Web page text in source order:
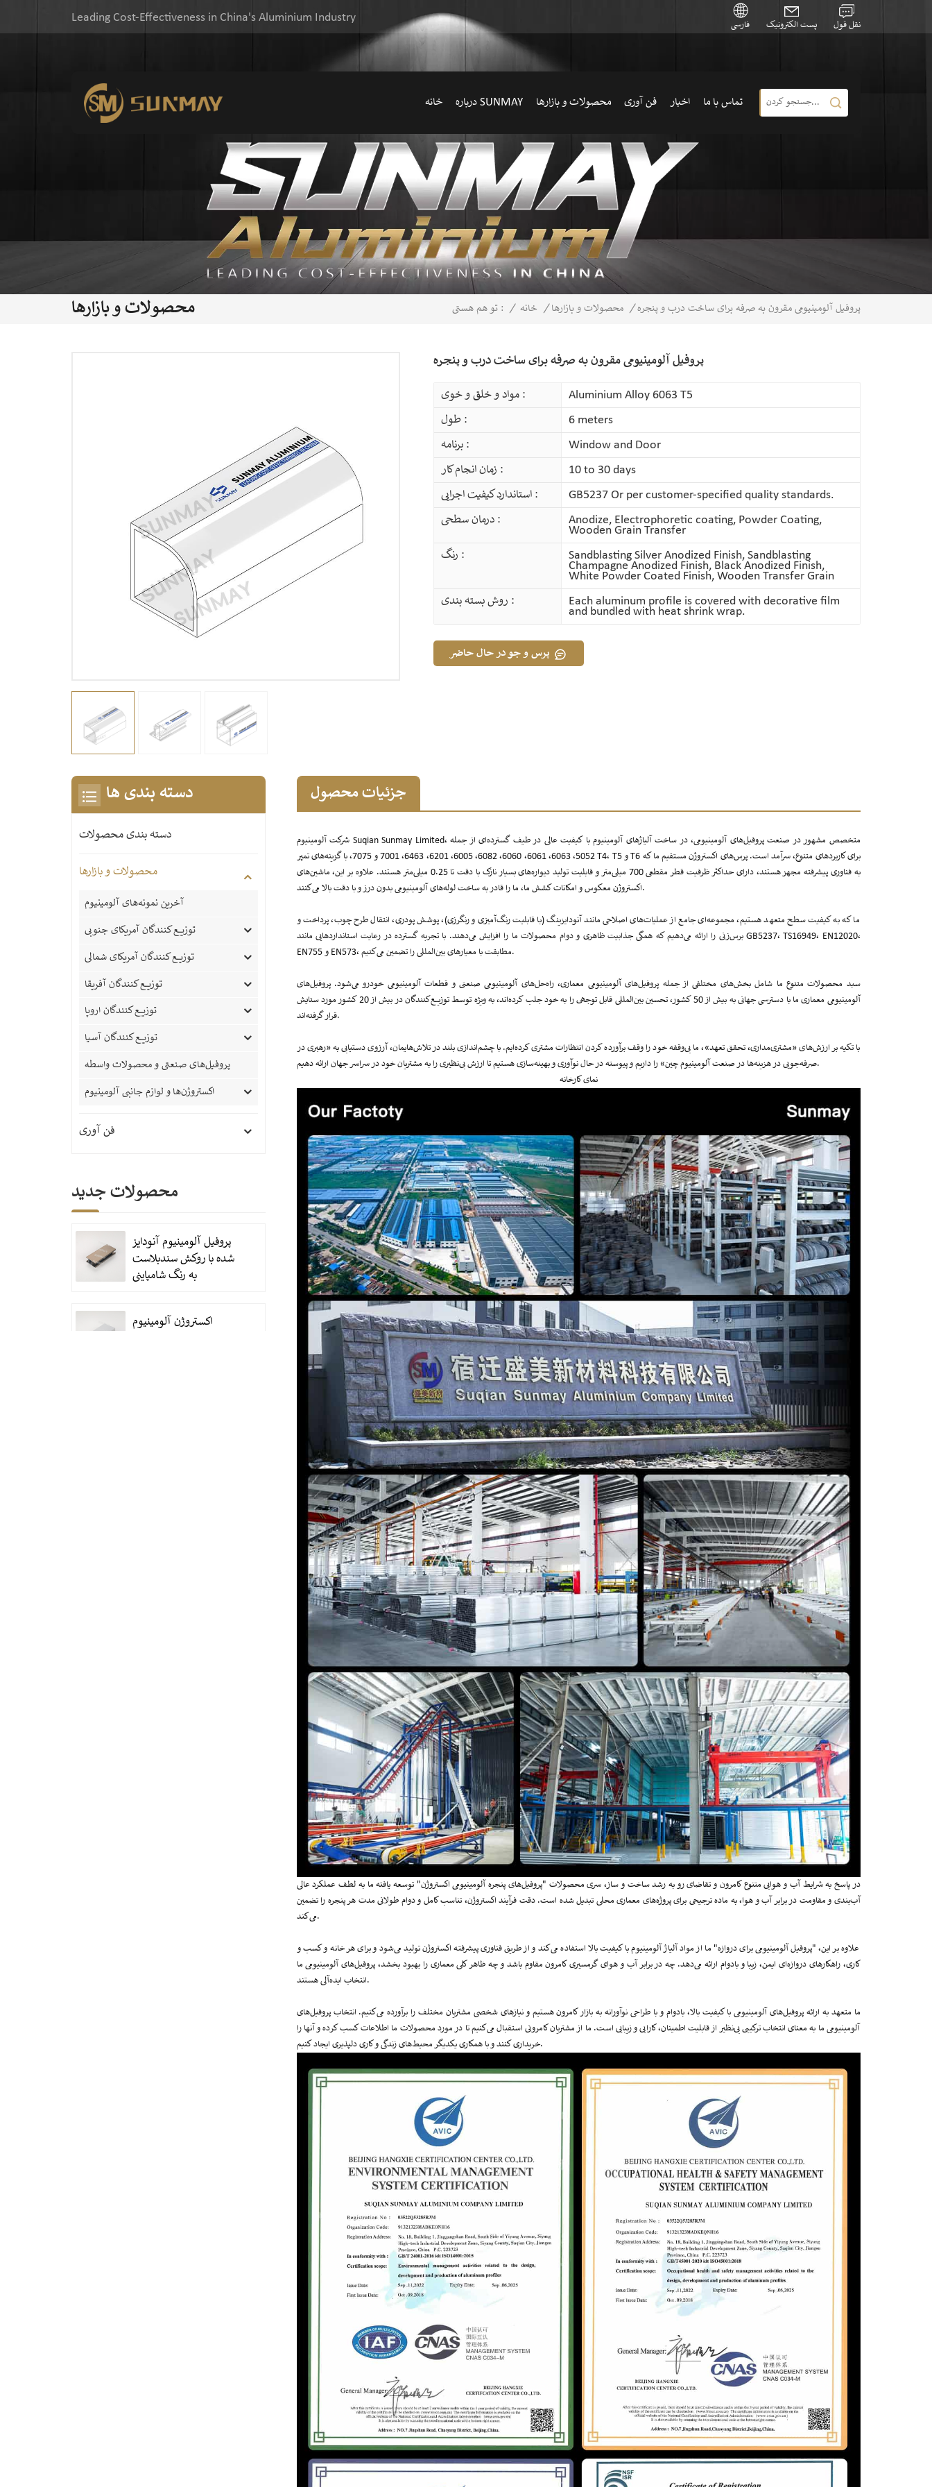
Leading Cost-Effectiveness in China's Aluminium Industry
فارسی پست الکترونیک نقل قول
خانه درباره SUNMAY محصولات و بازارها فن آوری اخبار تماس با ما
محصولات و بازارها تو هم هستی : / خانه / محصولات و بازارها / پروفیل آلومینیومی مقرون به صرفه برای ساخت درب و پنجره
پروفیل آلومینیومی مقرون به صرفه برای ساخت درب و پنجره
مواد و خلق و خوی :
Aluminium Alloy 6063 T5
طول :
6 meters
برنامه :
Window and Door
زمان انجام کار :
10 to 30 days
استاندارد کیفیت اجرایی :
GB5237 Or per customer-specified quality standards.
درمان سطحی :
Anodize, Electrophoretic coating, Powder Coating,
Wooden Grain Transfer
رنگ :
Sandblasting Silver Anodized Finish, Sandblasting
Champagne Anodized Finish, Black Anodized Finish,
White Powder Coated Finish, Wooden Transfer Grain
روش بسته بندی :
Each aluminum profile is covered with decorative film
and bundled with heat shrink wrap.
پرس و جو در حال حاضر
جزئیات محصول
شرکت آلومینیوم Suqian Sunmay Limited، متخصص مشهور در صنعت پروفیل‌های آلومینیومی، در ساخت آلیاژهای آلومینیوم با کیفیت عالی در طیف گسترده‌ای از جمله
5052، 6063، 6061، 6060، 6082، 6005، 6201، 6463، 7001 و 7075، با گزینه‌های تمپر T4، T5 و T6 برای کاربردهای متنوع، سرآمد است. پرس‌های اکستروژن مستقیم ما که
به فناوری پیشرفته مجهز هستند، دارای حداکثر ظرفیت قطر مقطعی 700 میلی‌متر و قابلیت تولید دیواره‌های بسیار نازک با دقت تا 0.25 میلی‌متر هستند. علاوه بر این، ماشین‌های
اکستروژن معکوس و امکانات کشش ما، ما را قادر به ساخت لوله‌های آلومینیومی بدون درز و با دقت بالا می‌کنند.
ما که به کیفیت سطح متعهد هستیم، مجموعه‌ای جامع از عملیات‌های اصلاحی مانند آنودایزینگ (با قابلیت رنگ‌آمیزی و رنگرزی)، پوشش پودری، انتقال طرح چوب، پرداخت و
برس‌زنی را ارائه می‌دهیم که همگی جذابیت ظاهری و دوام محصولات ما را افزایش می‌دهند. با تجربه گسترده در رعایت استانداردهایی مانند GB5237، TS16949، EN12020،
EN755 و EN573، مطابقت با معیارهای بین‌المللی را تضمین می‌کنیم.
سبد محصولات متنوع ما شامل بخش‌های مختلفی از جمله پروفیل‌های آلومینیومی معماری، راه‌حل‌های آلومینیومی صنعتی و قطعات آلومینیومی خودرو می‌شود. پروفیل‌های
آلومینیومی معماری ما با دسترسی جهانی به بیش از 50 کشور، تحسین بین‌المللی قابل توجهی را به خود جلب کرده‌اند، به ویژه توسط توزیع‌کنندگان در بیش از 20 کشور مورد ستایش
قرار گرفته‌اند.
با تکیه بر ارزش‌های «مشتری‌مداری، تحقق تعهد»، ما بی‌وقفه خود را وقف برآورده کردن انتظارات مشتری کرده‌ایم. با چشم‌اندازی بلند در تلاش‌هایمان، آرزوی دستیابی به «رهبری در
صرفه‌جویی در هزینه‌ها در صنعت آلومینیوم چین» را داریم و پیوسته در حال نوآوری و بهینه‌سازی هستیم تا ارزش بی‌نظیری را به مشتریان خود در سراسر جهان ارائه دهیم.
نمای کارخانه
در پاسخ به شرایط آب و هوایی متنوع کامرون و تقاضای رو به رشد ساخت و ساز، سری محصولات "پروفیل‌های پنجره آلومینیومی اکستروژن" توسعه یافته ما به لطف عملکرد عالی
آب‌بندی و مقاومت در برابر آب و هوا، به ماده ترجیحی برای پروژه‌های معماری محلی تبدیل شده است. دقت فرآیند اکستروژن، تناسب کامل و دوام طولانی مدت هر پنجره را تضمین
می‌کند.
علاوه بر این، "پروفیل آلومینیومی برای دروازه" ما از مواد آلیاژ آلومینیوم با کیفیت بالا استفاده می‌کند و از طریق فناوری پیشرفته اکستروژن تولید می‌شود و برای هر خانه و کسب و
کاری، راهکارهای دروازه‌ای ایمن، زیبا و بادوام ارائه می‌دهد. چه در برابر آب و هوای گرمسیری کامرون مقاوم باشد و چه ظاهر کلی معماری را بهبود بخشد، پروفیل‌های آلومینیومی ما
انتخاب ایده‌آلی هستند.
ما متعهد به ارائه پروفیل‌های آلومینیومی با کیفیت بالا، بادوام و با طراحی نوآورانه به بازار کامرون هستیم و نیازهای شخصی مشتریان مختلف را برآورده می‌کنیم. انتخاب پروفیل‌های
آلومینیومی ما به معنای انتخاب ترکیبی بی‌نظیر از قابلیت اطمینان، کارایی و زیبایی است. ما از مشتریان کامرونی استقبال می‌کنیم تا در مورد محصولات ما اطلاعات کسب کرده و آنها را
خریداری کنند و با همکاری یکدیگر محیط‌های زندگی و کاری دلپذیری ایجاد کنیم.
دسته بندی ها
دسته بندی محصولات
محصولات و بازارها
آخرین نمونه‌های آلومینیوم
توزیع کنندگان آمریکای جنوبی
توزیع کنندگان آمریکای شمالی
توزیع کنندگان آفریقا
توزیع کنندگان آسیا
پروفیل‌های صنعتی و محصولات واسطه
اکستروژن‌ها و لوازم جانبی آلومینیوم
فن آوری
محصولات جدید
پروفیل آلومینیوم آنودایز
شده با روکش سندبلاست
به رنگ شامپاینی
اکستروژن آلومینیوم